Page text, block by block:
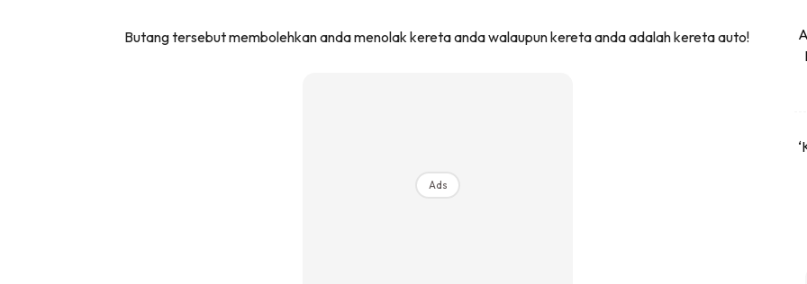
Butang tersebut membolehkan anda menolak kereta anda walaupun kereta anda adalah kereta auto!
Ads